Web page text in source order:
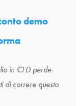
demo
in CFD perde
di correre questo